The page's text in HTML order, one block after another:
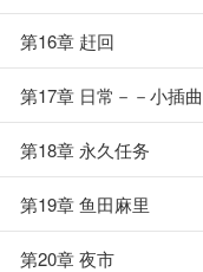
第16章 赶回
第17章 日常－－小插曲
第18章 永久任务
第19章 鱼田麻里
第20章 夜市